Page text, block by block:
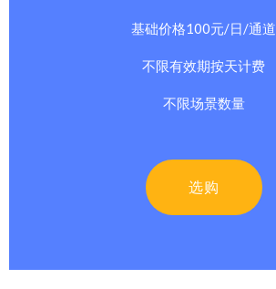
基础价格100元/日/通道
不限有效期按天计费
不限场景数量
选购